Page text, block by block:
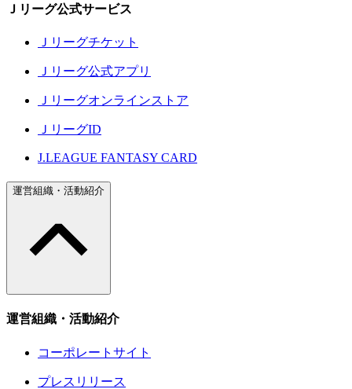
Ｊリーグ公式サービス
Ｊリーグチケット
Ｊリーグ公式アプリ
Ｊリーグオンラインストア
ＪリーグID
J.LEAGUE FANTASY CARD
運営組織・活動紹介
運営組織・活動紹介
コーポレートサイト
プレスリリース